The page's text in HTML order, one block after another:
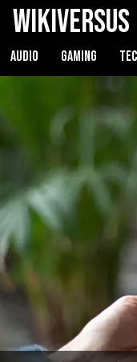
WikiVersus
AUDIO GAMING